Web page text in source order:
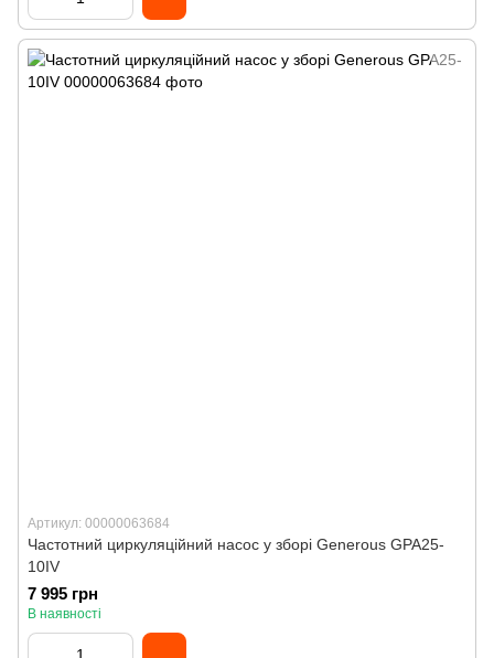
Артикул: 00000063684
Частотний циркуляційний насос у зборі Generous GPA25-
10IV
7 995 грн
В наявності